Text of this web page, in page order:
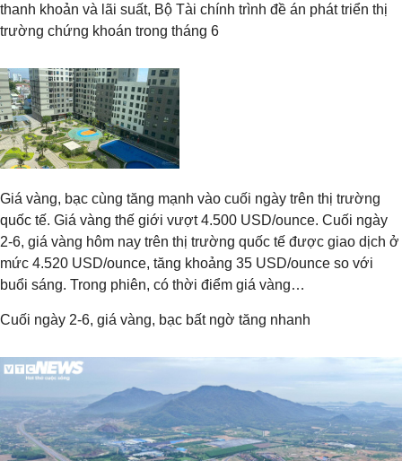
thanh khoản và lãi suất, Bộ Tài chính trình đề án phát triển thị
trường chứng khoán trong tháng 6
Giá vàng, bạc cùng tăng mạnh vào cuối ngày trên thị trường
quốc tế. Giá vàng thế giới vượt 4.500 USD/ounce. Cuối ngày
2-6, giá vàng hôm nay trên thị trường quốc tế được giao dịch ở
mức 4.520 USD/ounce, tăng khoảng 35 USD/ounce so với
buổi sáng. Trong phiên, có thời điểm giá vàng…
Cuối ngày 2-6, giá vàng, bạc bất ngờ tăng nhanh